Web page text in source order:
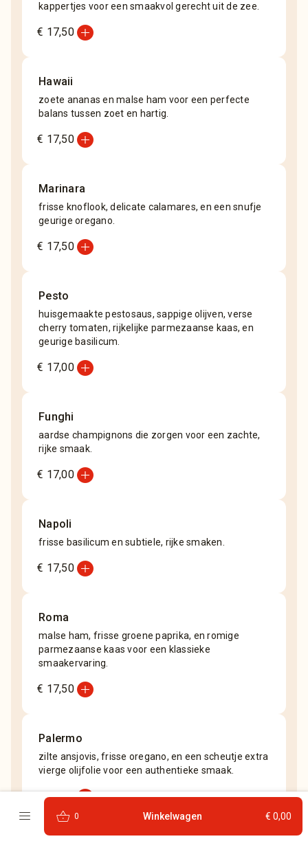
kappertjes voor een smaakvol gerecht uit de zee.
€ 17,50add_circle
Hawaii
zoete ananas en malse ham voor een perfecte
balans tussen zoet en hartig.
€ 17,50add_circle
Marinara
frisse knoflook, delicate calamares, en een snufje
geurige oregano.
€ 17,50add_circle
Pesto
huisgemaakte pestosaus, sappige olijven, verse
cherry tomaten, rijkelijke parmezaanse kaas, en
geurige basilicum.
€ 17,00add_circle
Funghi
aardse champignons die zorgen voor een zachte,
rijke smaak.
€ 17,00add_circle
Napoli
frisse basilicum en subtiele, rijke smaken.
€ 17,50add_circle
Roma
malse ham, frisse groene paprika, en romige
parmezaanse kaas voor een klassieke
smaakervaring.
€ 17,50add_circle
Palermo
zilte ansjovis, frisse oregano, en een scheutje extra
vierge olijfolie voor een authentieke smaak.
€ 17,50add_circle
menu shopping_basket 0 Winkelwagen € 0,00